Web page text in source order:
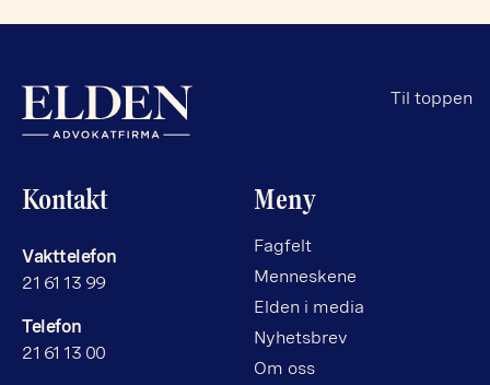
Til toppen
Kontakt
Vakttelefon
21 61 13 99
Telefon
21 61 13 00
Meny
Fagfelt
Menneskene
Elden i media
Nyhetsbrev
Om oss